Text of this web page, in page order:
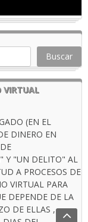
Buscar
VIRTUAL
(EN EL
DINERO EN
Y "UN DELITO" AL
A PROCESOS DE
VIRTUAL PARA
DEPENDE DE LA
DE ELLAS ,